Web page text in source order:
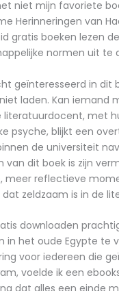
niet mijn favoriete
Herinneringen van
gratis boeken lezen
normen uit te
geïnteresseerd in dit
laden. Kan iemand
literatuurdocent, met
psyche, blijkt een
de universiteit
van dit boek is zijn
meer reflectieve
zeldzaam is in de
downloaden
in het oude Egypte te
voor iedereen die
voelde ik een